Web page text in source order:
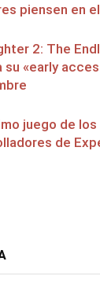
piensen en
2: The
su «early
juego de los
de